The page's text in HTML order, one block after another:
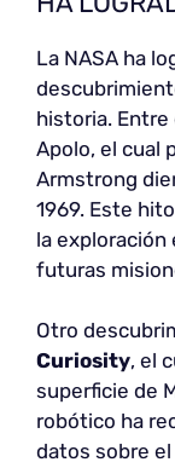
La NASA ha
historia.
Apolo, el cual
Armstrong
1969. Este
la exploración
futuras
Otro
Curiosity, el
superficie de
robótico ha
datos sobre